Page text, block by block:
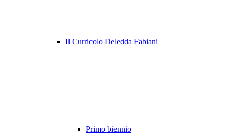
Il Curricolo Deledda Fabiani
Primo biennio